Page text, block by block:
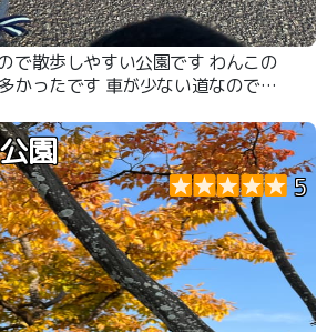
で散歩しやすい公園です わんこの
かったです 車が少ない道なので安
園
5